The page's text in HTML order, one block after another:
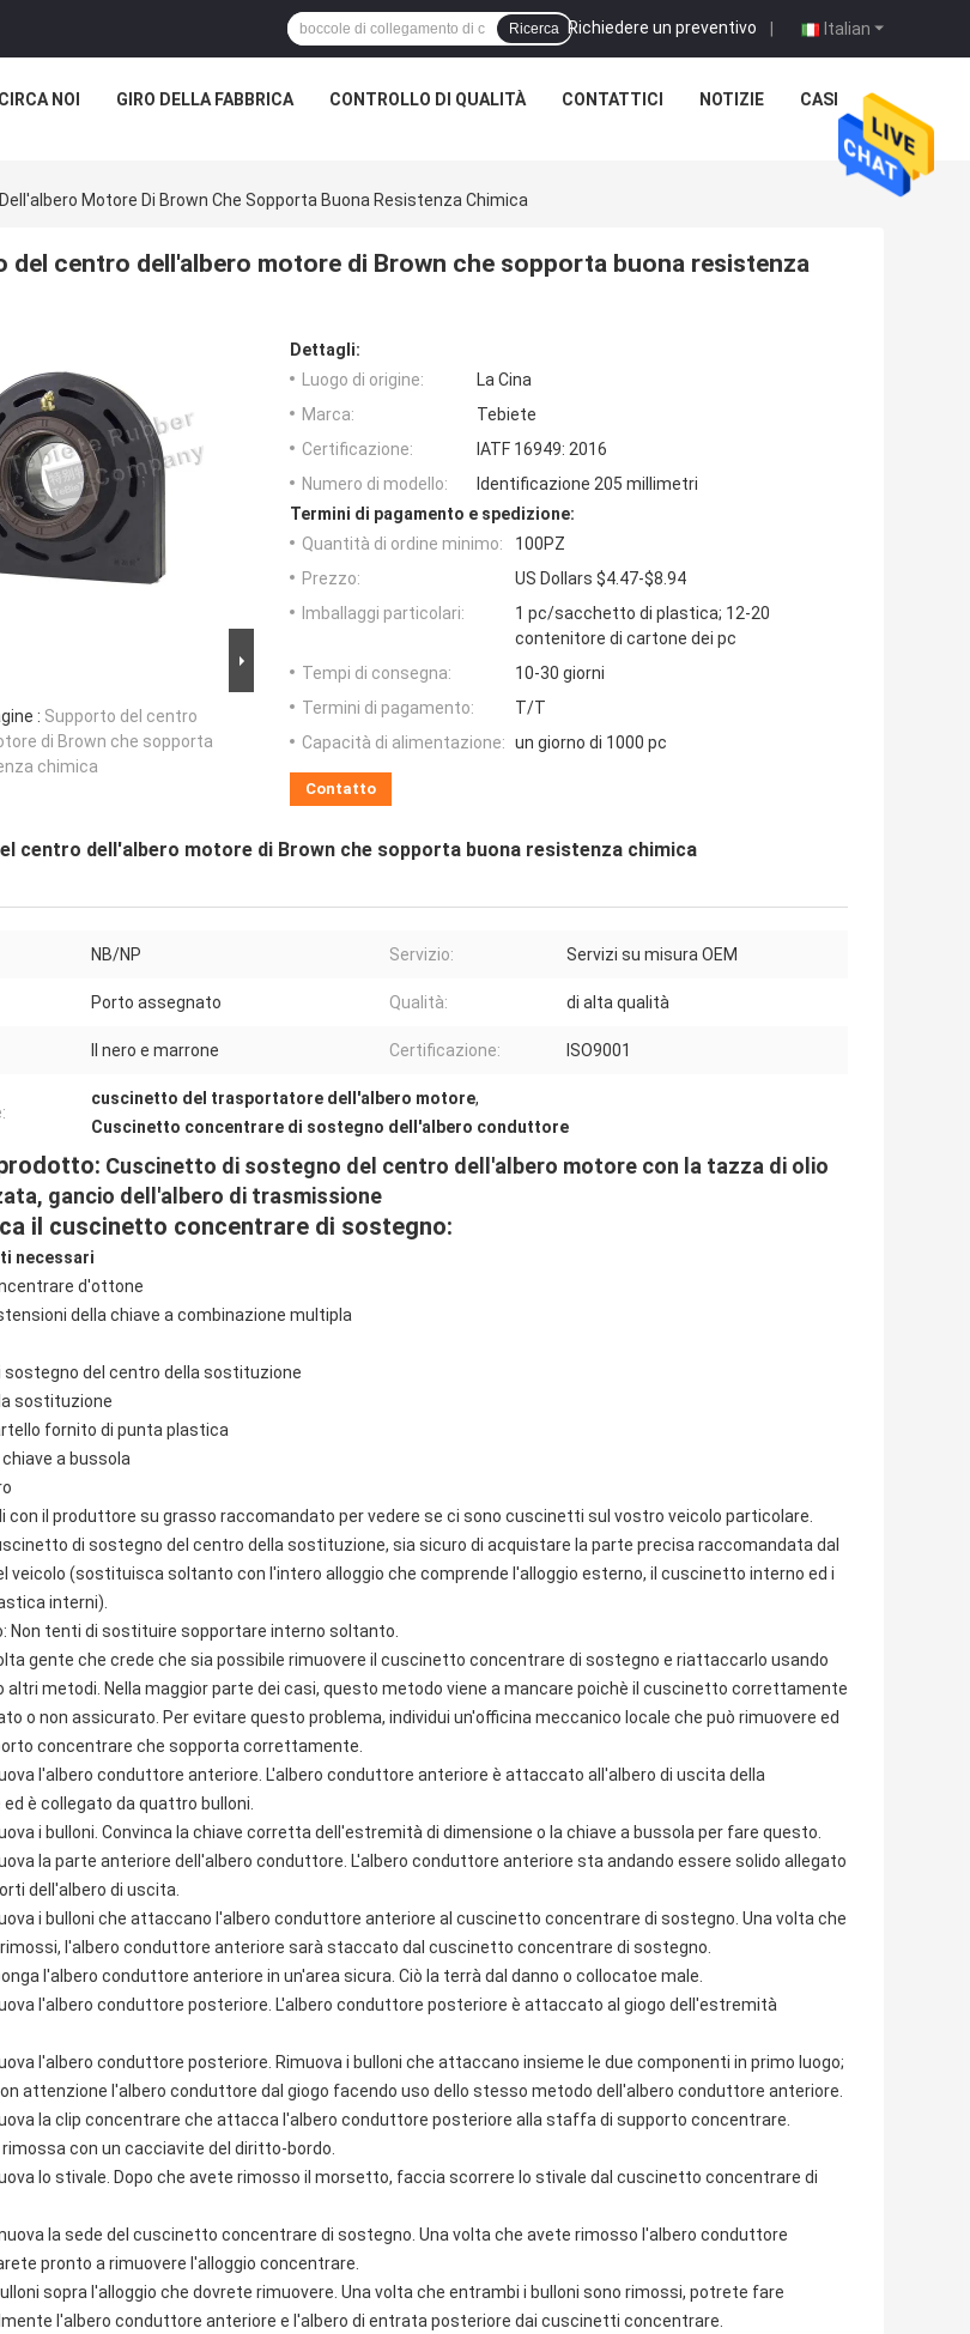
Italian
Richiedere un preventivo |
Ricerca
CIRCA NOI GIRO DELLA FABBRICA CONTROLLO DI QUALITÀ CONTATTICI NOTIZIE CASI
Motore Di Brown Che Sopporta Buona Resistenza Chimica
del centro dell'albero motore di Brown che sopporta buona resistenza
: Supporto del centro
di Brown che sopporta
chimica
Dettagli:
Luogo di origine:
La Cina
Marca:
Tebiete
Certificazione:
IATF 16949: 2016
Numero di modello:
Identificazione 205 millimetri
Termini di pagamento e spedizione:
Quantità di ordine minimo:
100PZ
Prezzo:
US Dollars $4.47-$8.94
Imballaggi particolari:
1 pc/sacchetto di plastica; 12-20
contenitore di cartone dei pc
Tempi di consegna:
10-30 giorni
Termini di pagamento:
T/T
Capacità di alimentazione: un giorno di 1000 pc
Contatto
centro dell'albero motore di Brown che sopporta buona resistenza chimica
NB/NP Servizio: Servizi su misura OEM
Porto assegnato Qualità: di alta qualità
Il nero e marrone Certificazione: ISO9001
cuscinetto del trasportatore dell'albero motore,
Cuscinetto concentrare di sostegno dell'albero conduttore
Cuscinetto di sostegno del centro dell'albero motore con la tazza di olio
gancio dell'albero di trasmissione
il cuscinetto concentrare di sostegno:
necessari
d'ottone
della chiave a combinazione multipla
sostegno del centro della sostituzione
sostituzione
fornito di punta plastica
chiave a bussola
con il produttore su grasso raccomandato per vedere se ci sono cuscinetti sul vostro veicolo particolare.
di sostegno del centro della sostituzione, sia sicuro di acquistare la parte precisa raccomandata dal
veicolo (sostituisca soltanto con l'intero alloggio che comprende l'alloggio esterno, il cuscinetto interno ed i
interni).
Non tenti di sostituire sopportare interno soltanto.
gente che crede che sia possibile rimuovere il cuscinetto concentrare di sostegno e riattaccarlo usando
altri metodi. Nella maggior parte dei casi, questo metodo viene a mancare poichè il cuscinetto correttamente
o non assicurato. Per evitare questo problema, individui un'officina meccanico locale che può rimuovere ed
concentrare che sopporta correttamente.
l'albero conduttore anteriore. L'albero conduttore anteriore è attaccato all'albero di uscita della
è collegato da quattro bulloni.
i bulloni. Convinca la chiave corretta dell'estremità di dimensione o la chiave a bussola per fare questo.
la parte anteriore dell'albero conduttore. L'albero conduttore anteriore sta andando essere solido allegato
dell'albero di uscita.
i bulloni che attaccano l'albero conduttore anteriore al cuscinetto concentrare di sostegno. Una volta che
rimossi, l'albero conduttore anteriore sarà staccato dal cuscinetto concentrare di sostegno.
l'albero conduttore anteriore in un'area sicura. Ciò la terrà dal danno o collocatoe male.
l'albero conduttore posteriore. L'albero conduttore posteriore è attaccato al giogo dell'estremità
l'albero conduttore posteriore. Rimuova i bulloni che attaccano insieme le due componenti in primo luogo;
attenzione l'albero conduttore dal giogo facendo uso dello stesso metodo dell'albero conduttore anteriore.
la clip concentrare che attacca l'albero conduttore posteriore alla staffa di supporto concentrare.
con un cacciavite del diritto-bordo.
lo stivale. Dopo che avete rimosso il morsetto, faccia scorrere lo stivale dal cuscinetto concentrare di
la sede del cuscinetto concentrare di sostegno. Una volta che avete rimosso l'albero conduttore
pronto a rimuovere l'alloggio concentrare.
sopra l'alloggio che dovrete rimuovere. Una volta che entrambi i bulloni sono rimossi, potrete fare
l'albero conduttore anteriore e l'albero di entrata posteriore dai cuscinetti concentrare.